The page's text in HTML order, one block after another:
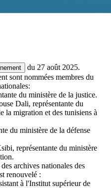
du 27 août 2025.
sont nommées membres du
du ministère de la justice.
Dali, représentante du
la migration et des tunisiens à
du ministère de la défense
représentante du ministère
archives nationales des
renouvelé :
à l'Institut supérieur de